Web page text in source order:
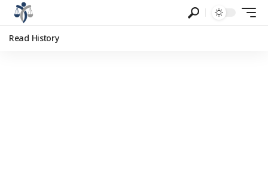
Read History